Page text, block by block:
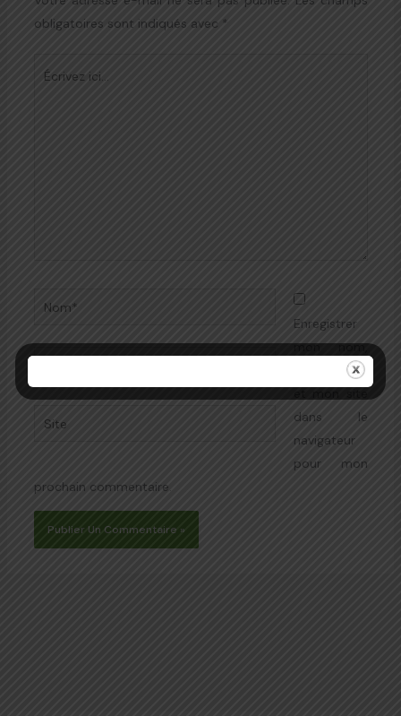
obligatoires sont indiqués avec *
Nom*
E-
Site
Enregistrer
mon nom,
mon e-mail
dans le
navigateur
pour mon
prochain commentaire.